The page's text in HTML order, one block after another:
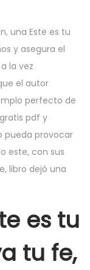
una Este es tu
y asegura el
la vez
el autor
perfecto de
pdf y
pueda provocar
este, con sus
libro dejó una
es tu
tu fe,